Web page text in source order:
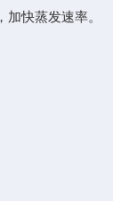
快蒸发速率。